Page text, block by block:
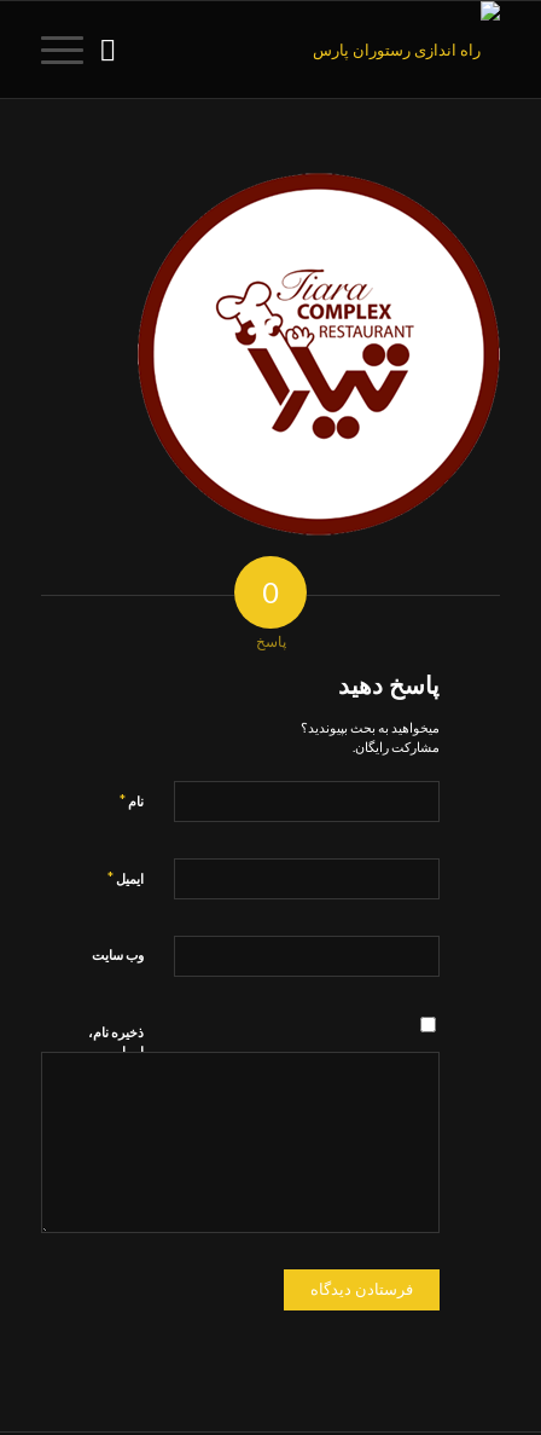
0
پاسخ
پاسخ دهید
میخواهید به بحث بپیوندید؟
مشارکت رایگان.
نام *
ایمیل *
وب‌ سایت
ذخیره نام،
ایمیل و